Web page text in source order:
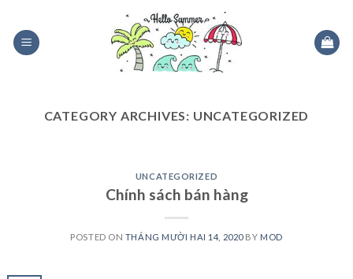
content
CATEGORY ARCHIVES: UNCATEGORIZED
UNCATEGORIZED
Chính sách bán hàng
POSTED ON THÁNG MƯỜI HAI 14, 2020BY MOD